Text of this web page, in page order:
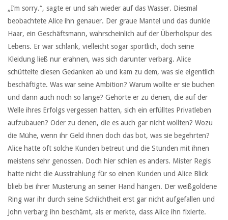
„I’m sorry.“, sagte er und sah wieder auf das Wasser. Diesmal
beobachtete Alice ihn genauer. Der graue Mantel und das dunkle
Haar, ein Geschäftsmann, wahrscheinlich auf der Überholspur des
Lebens. Er war schlank, vielleicht sogar sportlich, doch seine
Kleidung ließ nur erahnen, was sich darunter verbarg. Alice
schüttelte diesen Gedanken ab und kam zu dem, was sie eigentlich
beschäftigte. Was war seine Ambition? Warum wollte er sie buchen
und dann auch noch so lange? Gehörte er zu denen, die auf der
Welle ihres Erfolgs vergessen hatten, sich ein erfülltes Privatleben
aufzubauen? Oder zu denen, die es auch gar nicht wollten? Wozu
die Mühe, wenn ihr Geld ihnen doch das bot, was sie begehrten?
Alice hatte oft solche Kunden betreut und die Stunden mit ihnen
meistens sehr genossen. Doch hier schien es anders. Mister Regis
hatte nicht die Ausstrahlung für so einen Kunden und Alice Blick
blieb bei ihrer Musterung an seiner Hand hängen. Der weißgoldene
Ring war ihr durch seine Schlichtheit erst gar nicht aufgefallen und
John verbarg ihn beschämt, als er merkte, dass Alice ihn fixierte.